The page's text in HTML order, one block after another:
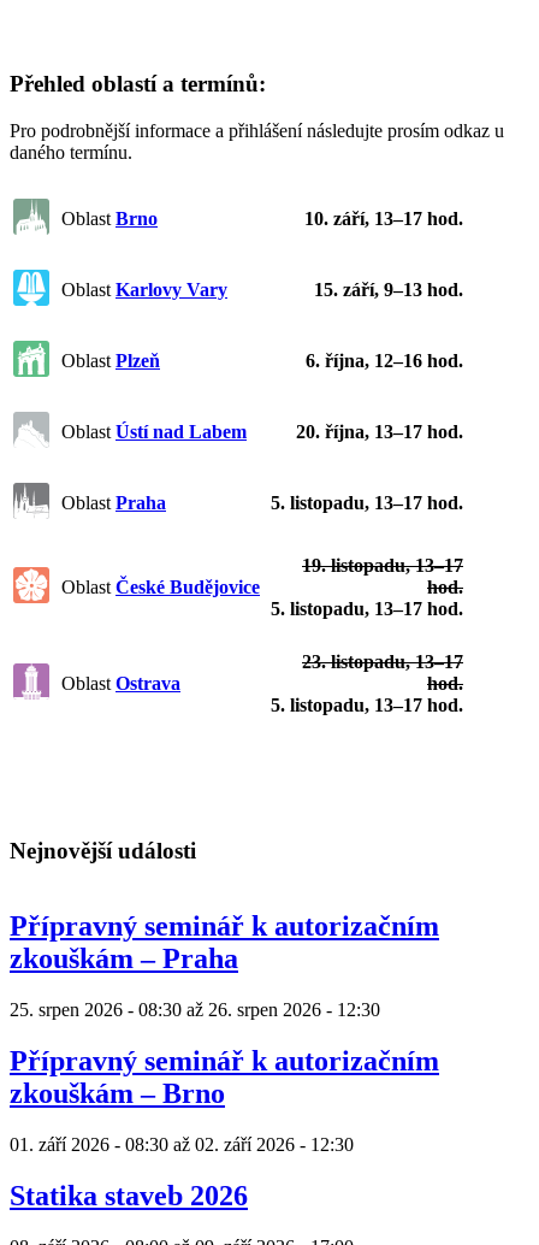
Přehled oblastí a termínů:
Pro podrobnější informace a přihlášení následujte prosím odkaz u
daného termínu.
Oblast Brno 10. září, 13–17 hod.
Oblast Karlovy Vary 15. září, 9–13 hod.
Oblast Plzeň 6. října, 12–16 hod.
Oblast Ústí nad Labem 20. října, 13–17 hod.
Oblast Praha 5. listopadu, 13–17 hod.
Oblast České Budějovice
19. listopadu, 13–17
hod.
5. listopadu, 13–17 hod.
Oblast Ostrava
23. listopadu, 13–17
hod.
5. listopadu, 13–17 hod.
Nejnovější události
Přípravný seminář k autorizačním
zkouškám – Praha
25. srpen 2026 - 08:30 až 26. srpen 2026 - 12:30
Přípravný seminář k autorizačním
zkouškám – Brno
01. září 2026 - 08:30 až 02. září 2026 - 12:30
Statika staveb 2026